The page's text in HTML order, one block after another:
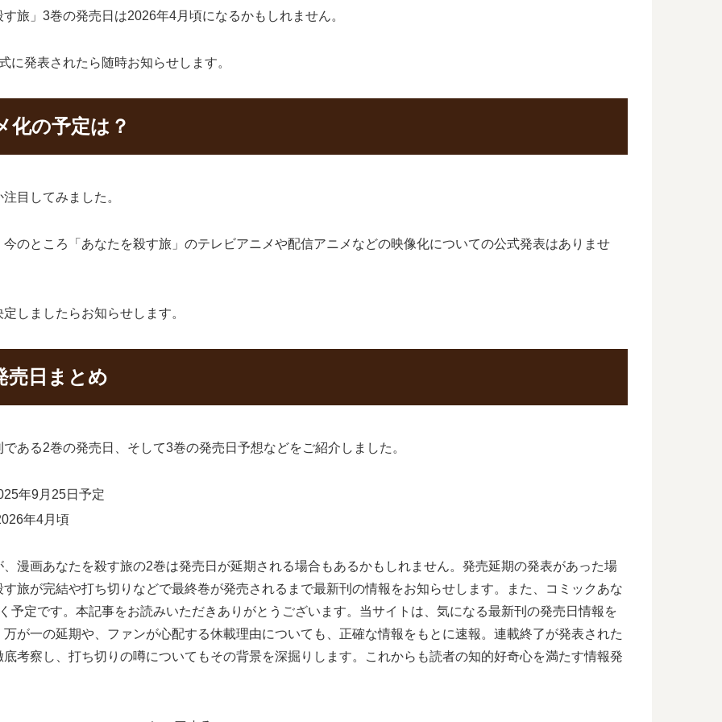
旅」3巻の発売日は2026年4月頃になるかもしれません。
に発表されたら随時お知らせします。
化の予定は？
目してみました。
のところ「あなたを殺す旅」のテレビアニメや配信アニメなどの映像化についての公式発表はありませ
しましたらお知らせします。
売日まとめ
ある2巻の発売日、そして3巻の発売日予想などをご紹介しました。
年9月25日予定
年4月頃
漫画あなたを殺す旅の2巻は発売日が延期される場合もあるかもしれません。発売延期の発表があった場
旅が完結や打ち切りなどで最終巻が発売されるまで最新刊の情報をお知らせします。また、コミックあな
予定です。本記事をお読みいただきありがとうございます。当サイトは、気になる最新刊の発売日情報を
が一の延期や、ファンが心配する休載理由についても、正確な情報をもとに速報。連載終了が発表された
考察し、打ち切りの噂についてもその背景を深掘りします。これからも読者の知的好奇心を満たす情報発